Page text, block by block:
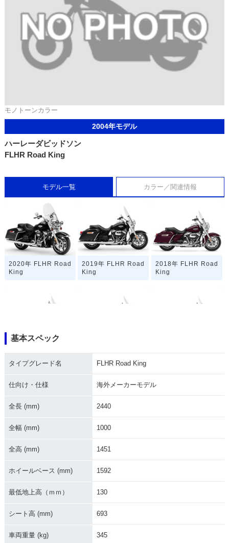
モノトーンカラー
2004年モデル
ハーレーダビッドソン
FLHR Road King
モデル一覧 カラー／関連情報
2020年 FLHR Road
King
2019年 FLHR Road
King
2018年 FLHR Road
King
ェンジ
ad King Classic・
King 110th Anniver
ーチェンジ
基本スペック
タイプグレード名 FLHR Road King
仕向け・仕様 海外メーカーモデル
全長 (mm) 2440
全幅 (mm) 1000
全高 (mm) 1451
ホイールベース (mm) 1592
最低地上高（ｍｍ） 130
シート高 (mm) 693
車両重量 (kg) 345